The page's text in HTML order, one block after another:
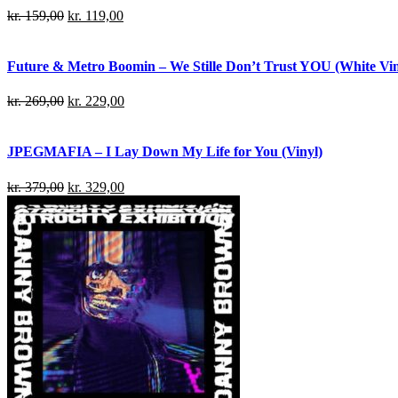
kr.159,00 kr. 119,00
Future & Metro Boomin – We Stille Don’t Trust YOU (White
kr.269,00 kr. 229,00
JPEGMAFIA – I Lay Down My Life for You (Vinyl)
kr.379,00 kr. 329,00